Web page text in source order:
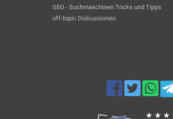
SEO - Suchmaschinen Tricks und Tipps
off-topic Diskussionen